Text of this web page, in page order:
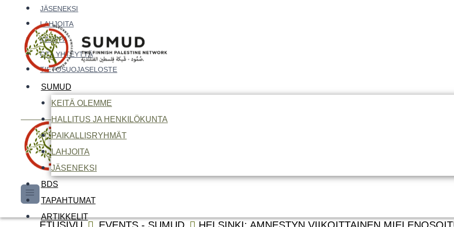
sisältöön
JÄSENEKSI
LAHJOITA
KAUPPA
OTA YHTEYTTÄ
TIETOSUOJASELOSTE
SUMUD
KEITÄ OLEMME
HALLITUS JA HENKILÖKUNTA
PAIKALLISRYHMÄT
LAHJOITA
JÄSENEKSI
BDS
TAPAHTUMAT
ARTIKKELIT
Haku:
Haku: